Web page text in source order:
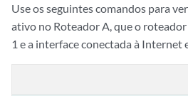
Use os seguintes comandos para
ativo no Roteador A, que o
1 e a interface conectada à Internet